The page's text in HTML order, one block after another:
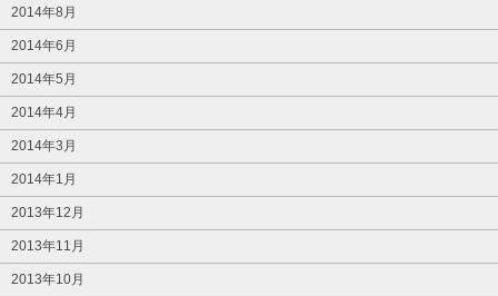
2014年8月
2014年6月
2014年5月
2014年4月
2014年3月
2014年1月
2013年12月
2013年11月
2013年10月